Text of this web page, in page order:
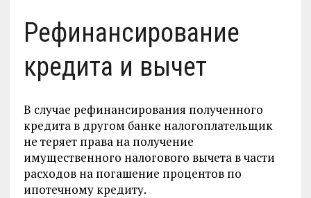
Рефинансирование
кредита и вычет
В случае рефинансирования полученного
кредита в другом банке налогоплательщик
не теряет права на получение
имущественного налогового вычета в части
расходов на погашение процентов по
ипотечному кредиту.